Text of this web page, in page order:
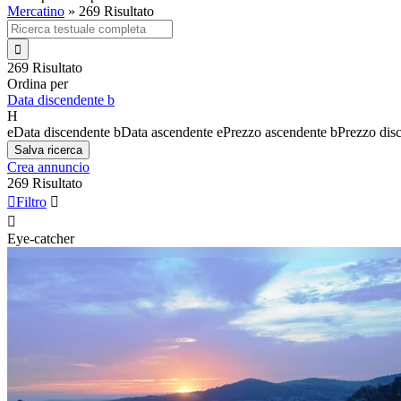
Mercatino » 269 Risultato

269 Risultato
Ordina per
Data discendente b
H
eData discendente bData ascendente ePrezzo ascendente bPrezzo
Salva ricerca
Crea annuncio
269 Risultato
Filtro 

Eye-catcher